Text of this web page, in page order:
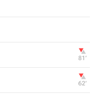
81‎’‎
62‎’‎